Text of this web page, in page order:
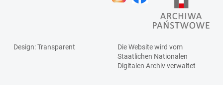
Design: Transparent
Die Website wird vom
Staatlichen Nationalen
Digitalen Archivverwaltet